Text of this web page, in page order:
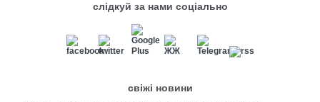
слідкуй за нами соціально
свіжі новини